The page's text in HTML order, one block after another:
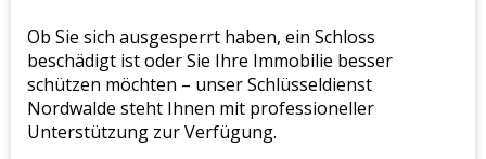
Ob Sie sich ausgesperrt haben, ein Schloss
beschädigt ist oder Sie Ihre Immobilie besser
schützen möchten – unser Schlüsseldienst
Nordwalde steht Ihnen mit professioneller
Unterstützung zur Verfügung.